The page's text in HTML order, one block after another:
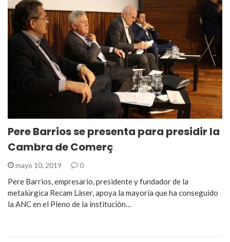
Pere Barrios se presenta para presidir la
Cambra de Comerç
mayo 10, 2019 0
Pere Barrios, empresario, presidente y fundador de la
metalúrgica Recam Làser, apoya la mayoría que ha conseguido
la ANC en el Pleno de la institución…